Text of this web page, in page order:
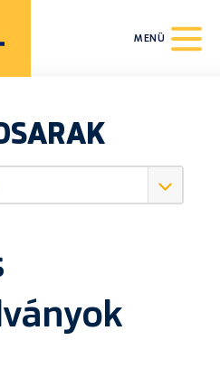
MENÜ